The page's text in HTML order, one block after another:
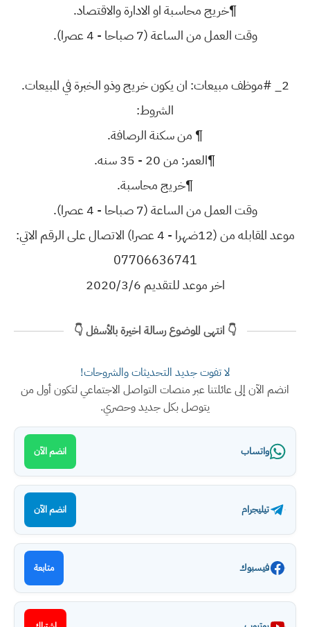
¶خريج محاسبة او الادارة والاقتصاد.
وقت العمل من الساعة (7 صباحا - 4 عصرا).
2_ #موظف مبيعات: ان يكون خريج وذو الخبرة في المبيعات.
الشروط:
¶ من سكنة الرصافة.
¶العمر: من 20 - 35 سنه.
¶خريج محاسبة.
وقت العمل من الساعة (7 صباحا - 4 عصرا).
موعد المقابله من (12ضهرا - 4 عصرا) الاتصال على الرقم الاتي:
07706636741
اخر موعد للتقديم 2020/3/6
👇 انتهى الموضوع رسالة اخيرة بالأسفل 👇
لا تفوت جديد التحديثات والشروحات!
انضم الآن إلى عائلتنا عبر منصات التواصل الاجتماعي لتكون أول من
يتوصل بكل جديد وحصري.
واتساب انضم الآن
تيليجرام انضم الآن
فيسبوك متابعة